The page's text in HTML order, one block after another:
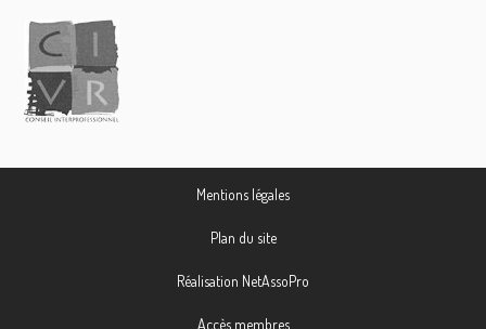
Mentions légales
Plan du site
Réalisation NetAssoPro
Accès membres